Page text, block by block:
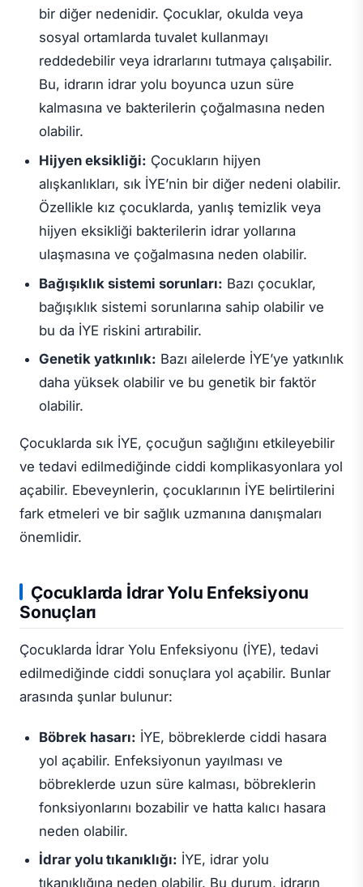
bir diğer nedenidir. Çocuklar, okulda veya
sosyal ortamlarda tuvalet kullanmayı
reddedebilir veya idrarlarını tutmaya çalışabilir.
Bu, idrarın idrar yolu boyunca uzun süre
kalmasına ve bakterilerin çoğalmasına neden
olabilir.
Hijyen eksikliği: Çocukların hijyen
alışkanlıkları, sık İYE’nin bir diğer nedeni olabilir.
Özellikle kız çocuklarda, yanlış temizlik veya
hijyen eksikliği bakterilerin idrar yollarına
ulaşmasına ve çoğalmasına neden olabilir.
Bağışıklık sistemi sorunları: Bazı çocuklar,
bağışıklık sistemi sorunlarına sahip olabilir ve
bu da İYE riskini artırabilir.
Genetik yatkınlık: Bazı ailelerde İYE’ye yatkınlık
daha yüksek olabilir ve bu genetik bir faktör
olabilir.
Çocuklarda sık İYE, çocuğun sağlığını etkileyebilir
ve tedavi edilmediğinde ciddi komplikasyonlara yol
açabilir. Ebeveynlerin, çocuklarının İYE belirtilerini
fark etmeleri ve bir sağlık uzmanına danışmaları
önemlidir.
Çocuklarda İdrar Yolu Enfeksiyonu
Sonuçları
Çocuklarda İdrar Yolu Enfeksiyonu (İYE), tedavi
edilmediğinde ciddi sonuçlara yol açabilir. Bunlar
arasında şunlar bulunur:
Böbrek hasarı: İYE, böbreklerde ciddi hasara
yol açabilir. Enfeksiyonun yayılması ve
böbreklerde uzun süre kalması, böbreklerin
fonksiyonlarını bozabilir ve hatta kalıcı hasara
neden olabilir.
İdrar yolu tıkanıklığı: İYE, idrar yolu
tıkanıklığına neden olabilir. Bu durum, idrarın